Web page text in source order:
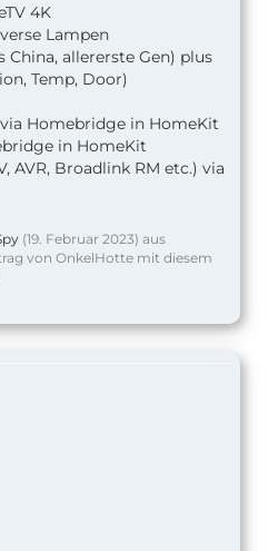
4K
Lampen
China, allererste Gen) plus
Temp, Door)
Homebridge in HomeKit
in HomeKit
AVR, Broadlink RM etc.) via
(19. Februar 2023) aus
von OnkelHotte mit diesem